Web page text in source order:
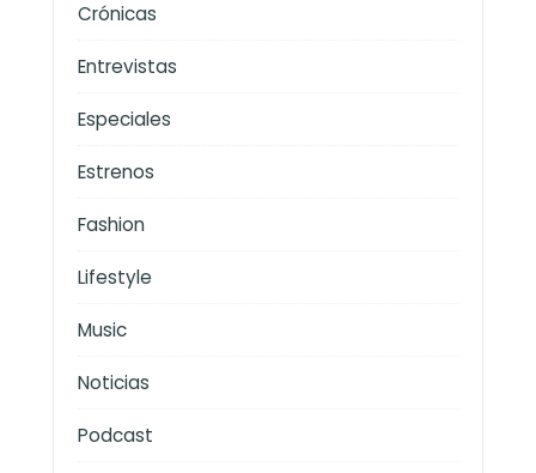
Crónicas
Entrevistas
Especiales
Estrenos
Fashion
Lifestyle
Music
Noticias
Podcast